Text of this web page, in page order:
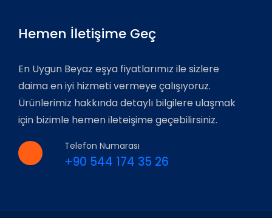
Hemen İletişime Geç
En Uygun Beyaz eşya fiyatlarımız ile sizlere
daima en iyi hizmeti vermeye çalışıyoruz.
Ürünlerimiz hakkında detaylı bilgilere ulaşmak
için bizimle hemen ileteişime geçebilirsiniz.
Telefon Numarası
+90 544 174 35 26